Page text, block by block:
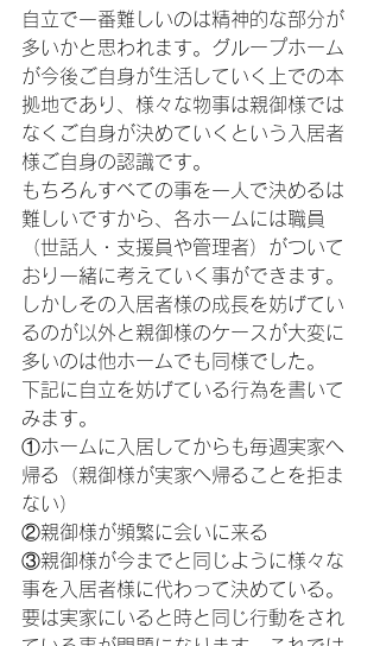
自立で一番難しいのは精神的な部分が
多いかと思われます。グループホーム
が今後ご自身が生活していく上での本
拠地であり、様々な物事は親御様では
なくご自身が決めていくという入居者
様ご自身の認識です。
もちろんすべての事を一人で決めるは
難しいですから、各ホームには職員
（世話人・支援員や管理者）がついて
おり一緒に考えていく事ができます。
しかしその入居者様の成長を妨げてい
るのが以外と親御様のケースが大変に
多いのは他ホームでも同様でした。
下記に自立を妨げている行為を書いて
みます。
①ホームに入居してからも毎週実家へ
帰る（親御様が実家へ帰ることを拒ま
ない）
②親御様が頻繁に会いに来る
③親御様が今までと同じように様々な
事を入居者様に代わって決めている。
要は実家にいると時と同じ行動をされ